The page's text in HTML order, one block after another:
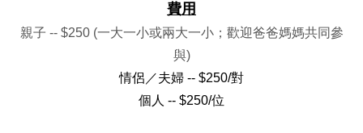
費用
親子 -- $250 (一大一小或兩大一小；歡迎爸爸媽媽共同參
與)
情侶／夫婦 -- $250/對
個人 -- $250/位